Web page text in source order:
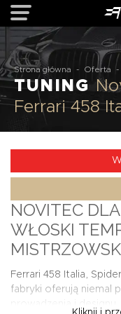
Strona główna - Oferta -
TUNING
Ferrari 458
NOVITEC
WŁOSKI
Ferrari 458 Italia,
fabryki oferują niemal